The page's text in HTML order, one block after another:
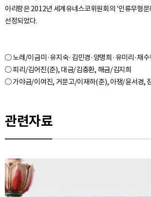
아리랑은 2012년 세계유네스코위원회의 '인류무형
○ 노래/이금미·유지숙·김민경·양명희·유미리·채
○ 피리/김어진(준), 대금/김충환, 해금/김지희
관련자료